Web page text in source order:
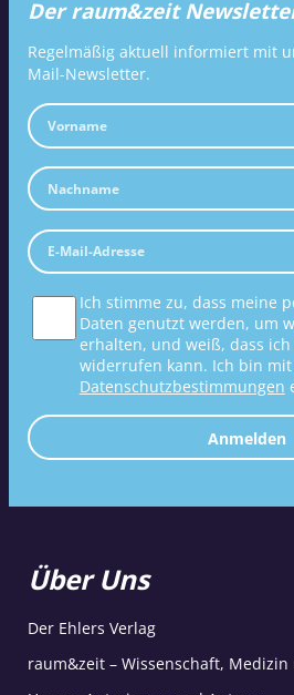
Der raum&zeit
Regelmäßig aktuell informiert mit
Mail-Newsletter.
Ich stimme zu, dass meine
Daten genutzt werden, um
erhalten, und weiß, dass
widerrufen kann. Ich bin
Datenschutzbestimmungen
Anmelden
Über Uns
Der Ehlers Verlag
raum&zeit – Wissenschaft,